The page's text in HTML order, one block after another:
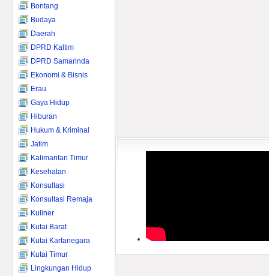
Bontang
Budaya
Daerah
DPRD Kaltim
DPRD Samarinda
Ekonomi & Bisnis
Erau
Gaya Hidup
Hiburan
Hukum & Kriminal
Jatim
Kalimantan Timur
Kesehatan
Konsultasi
Konsultasi Remaja
Kuliner
Kutai Barat
Kutai Kartanegara
Kutai Timur
Lingkungan Hidup